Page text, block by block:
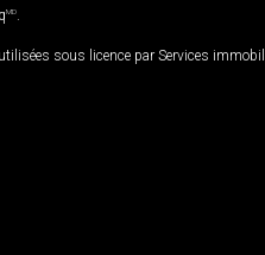
MD
sous licence par Services